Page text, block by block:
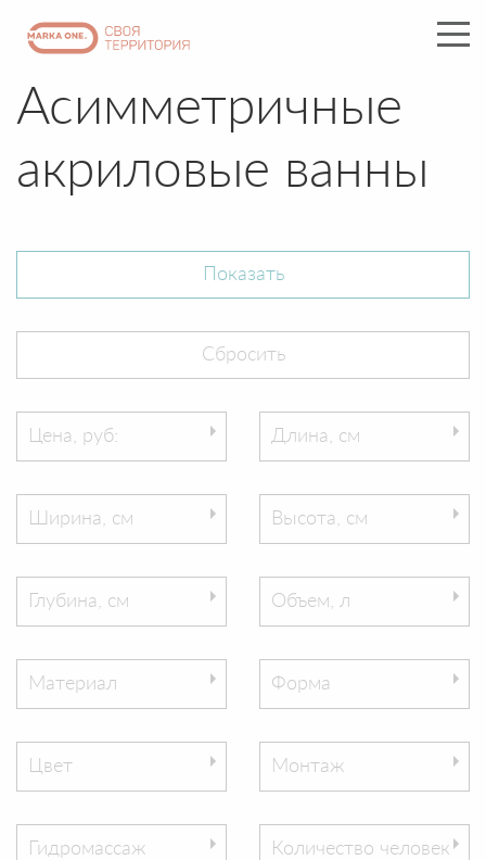
Асимметричные
акриловые ванны
Цена, руб: Длина, см
Ширина, см Высота, см
Глубина, см Объем, л
Материал Форма
Цвет Монтаж
Гидромассаж Количество человек